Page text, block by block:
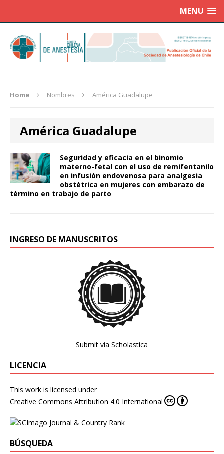
MENU
Home Nombres América Guadalupe
América Guadalupe
Seguridad y eficacia en el binomio
materno-fetal con el uso de remifentanilo
en infusión endovenosa para analgesia
obstétrica en mujeres con embarazo de
término en trabajo de parto
INGRESO DE MANUSCRITOS
Submit via Scholastica
LICENCIA
This work is licensed under
Creative Commons Attribution 4.0 International
BÚSQUEDA